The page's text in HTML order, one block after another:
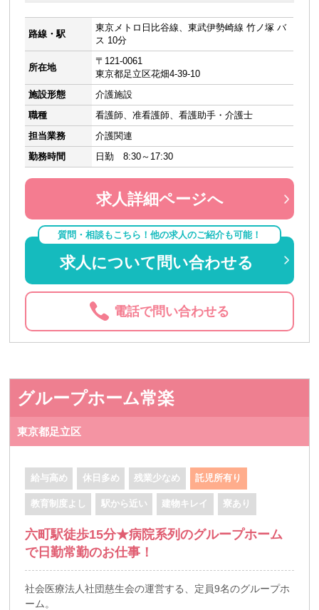
路線・駅
東京メトロ日比谷線、東武伊勢崎線 竹ノ塚 バ
ス 10分
所在地
〒121-0061
東京都足立区花畑4-39-10
施設形態
介護施設
職種
看護師、准看護師、看護助手・介護士
担当業務
介護関連
勤務時間
日勤 8:30～17:30
求人詳細ページへ
質問・相談もこちら！他の求人のご紹介も可能！
求人について問い合わせる
電話で問い合わせる
グループホーム常楽
東京都足立区
給与高め 休日多め 残業少なめ 託児所有り
教育制度よし 駅から近い 建物キレイ 寮あり
六町駅徒歩15分★病院系列のグループホーム
で日勤常勤のお仕事！
社会医療法人社団慈生会の運営する、定員9名のグループホ
ーム。